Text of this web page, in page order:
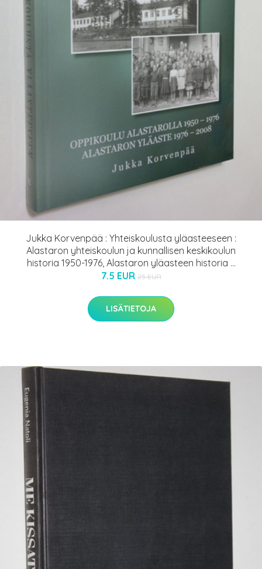
Jukka Korvenpää : Yhteiskoulusta yläasteeseen :
Alastaron yhteiskoulun ja kunnallisen keskikoulun
historia 1950-1976, Alastaron yläasteen historia ...
7.5 EUR 25 EUR
LISÄTIETOJA